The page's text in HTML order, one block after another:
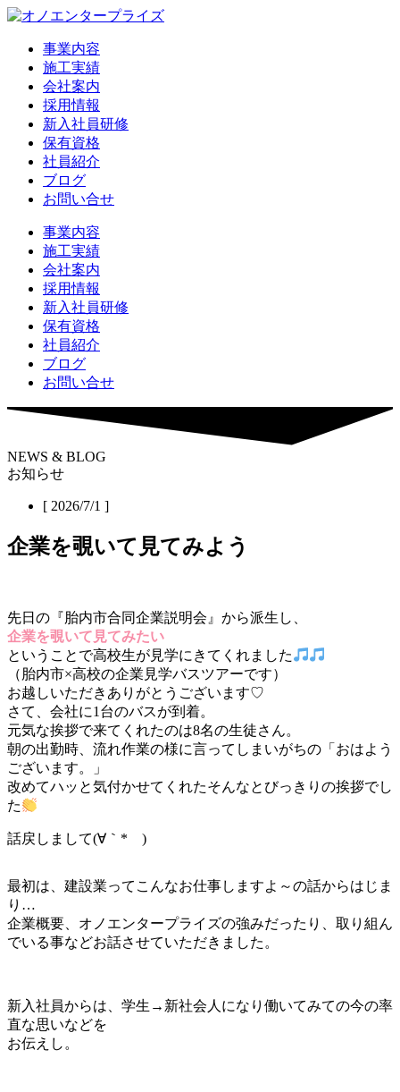
事業内容
施工実績
会社案内
採用情報
新入社員研修
保有資格
社員紹介
ブログ
お問い合せ
事業内容
施工実績
会社案内
採用情報
新入社員研修
保有資格
社員紹介
ブログ
お問い合せ
NEWS & BLOG
お知らせ
[ 2026/7/1 ]
企業を覗いて見てみよう
先日の『胎内市合同企業説明会』から派生し、
企業を覗いて見てみたい
ということで高校生が見学にきてくれました
（胎内市×高校の企業見学バスツアーです）
お越しいただきありがとうございます♡
さて、会社に1台のバスが到着。
元気な挨拶で来てくれたのは8名の生徒さん。
朝の出勤時、流れ作業の様に言ってしまいがちの「おはよう
ございます。」
改めてハッと気付かせてくれたそんなとびっきりの挨拶でし
た
話戻しまして(∀｀*ゞ)
最初は、建設業ってこんなお仕事しますよ～の話からはじま
り…
企業概要、オノエンタープライズの強みだったり、取り組ん
でいる事などお話させていただきました。
新入社員からは、学生→新社会人になり働いてみての今の率
直な思いなどを
お伝えし。